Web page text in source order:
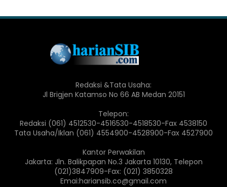
Redaksi &Tata Usaha:
Jl Brigjen Katamso No 66 AB Medan 20151
Telepon:
Redaksi (061) 4512530-4516530-4518530-Fax 4538150
Tata Usaha/Iklan (061) 4554900-4528900-Fax 4527900
Kantor Perwakilan
Jakarta: Jln. Balikpapan No.3 Jakarta 10130, Telepon
(021)3847909-Fax: (021) 3850328
Emai:hariansib.co@gmail.com